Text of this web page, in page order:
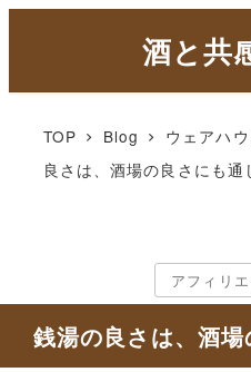
酒と共
TOP Blog ウェアハウ
良さは、酒場の良さにも通
アフィリ
銭湯の良さは、酒場